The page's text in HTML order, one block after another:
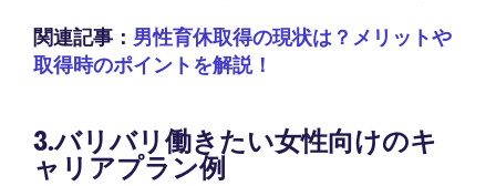
関連記事： 男性育休取得の現状は？メリットや
取得時のポイントを解説！
3.バリバリ働きたい女性向けのキ
ャリアプラン例